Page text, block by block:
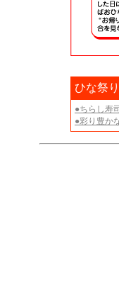
ひな祭
●ちらし寿司
●彩り豊か